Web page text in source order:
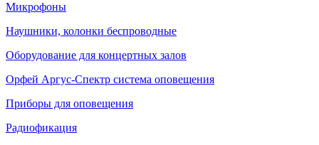
Микрофоны
Наушники, колонки беспроводные
Оборудование для концертных залов
Орфей Аргус-Спектр система оповещения
Приборы для оповещения
Радиофикация